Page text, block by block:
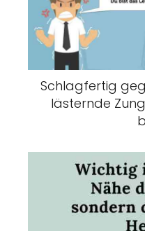
Schlagfertig
lästernde